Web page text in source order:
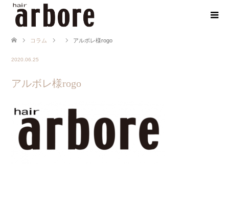
コラム アルボレ様rogo
2020.06.25
アルボレ様rogo